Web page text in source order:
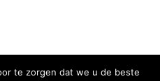
te zorgen dat we u de beste